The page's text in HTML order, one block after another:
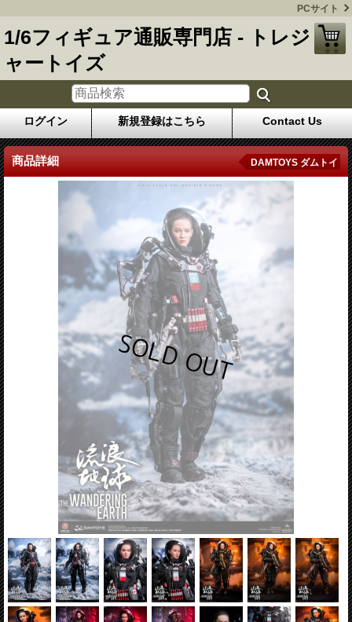
PCサイト
1/6フィギュア通販専門店 - トレジ
ャートイズ
ログイン 新規登録はこちら Contact Us
商品詳細 DAMTOYS ダムトイ